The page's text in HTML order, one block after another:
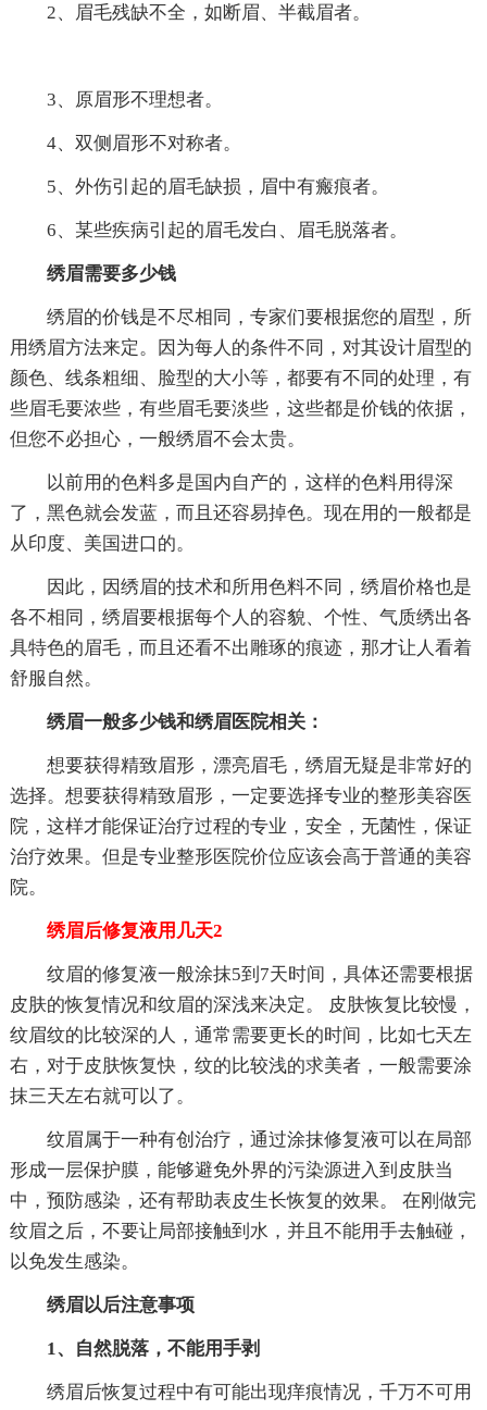
2、眉毛残缺不全，如断眉、半截眉者。
3、原眉形不理想者。
4、双侧眉形不对称者。
5、外伤引起的眉毛缺损，眉中有瘢痕者。
6、某些疾病引起的眉毛发白、眉毛脱落者。
绣眉需要多少钱
绣眉的价钱是不尽相同，专家们要根据您的眉型，所
用绣眉方法来定。因为每人的条件不同，对其设计眉型的
颜色、线条粗细、脸型的大小等，都要有不同的处理，有
些眉毛要浓些，有些眉毛要淡些，这些都是价钱的依据，
但您不必担心，一般绣眉不会太贵。
以前用的色料多是国内自产的，这样的色料用得深
了，黑色就会发蓝，而且还容易掉色。现在用的一般都是
从印度、美国进口的。
因此，因绣眉的技术和所用色料不同，绣眉价格也是
各不相同，绣眉要根据每个人的容貌、个性、气质绣出各
具特色的眉毛，而且还看不出雕琢的痕迹，那才让人看着
舒服自然。
绣眉一般多少钱和绣眉医院相关：
想要获得精致眉形，漂亮眉毛，绣眉无疑是非常好的
选择。想要获得精致眉形，一定要选择专业的整形美容医
院，这样才能保证治疗过程的专业，安全，无菌性，保证
治疗效果。但是专业整形医院价位应该会高于普通的美容
院。
绣眉后修复液用几天2
纹眉的修复液一般涂抹5到7天时间，具体还需要根据
皮肤的恢复情况和纹眉的深浅来决定。 皮肤恢复比较慢，
纹眉纹的比较深的人，通常需要更长的时间，比如七天左
右，对于皮肤恢复快，纹的比较浅的求美者，一般需要涂
抹三天左右就可以了。
纹眉属于一种有创治疗，通过涂抹修复液可以在局部
形成一层保护膜，能够避免外界的污染源进入到皮肤当
中，预防感染，还有帮助表皮生长恢复的效果。 在刚做完
纹眉之后，不要让局部接触到水，并且不能用手去触碰，
以免发生感染。
绣眉以后注意事项
1、自然脱落，不能用手剥
绣眉后恢复过程中有可能出现痒痕情况，千万不可用